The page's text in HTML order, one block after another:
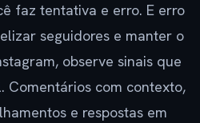
faz tentativa e erro. E erro
seguidores e manter o
observe sinais que
Comentários com contexto,
e respostas em